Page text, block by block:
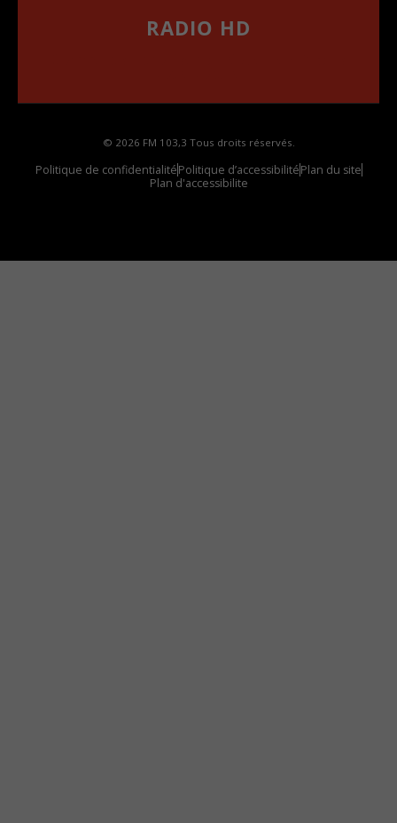
RADIO HD
© 2026 FM 103,3 Tous droits réservés.
Politique de confidentialitéPolitique d’accessibilitéPlan du site
Plan d'accessibilite